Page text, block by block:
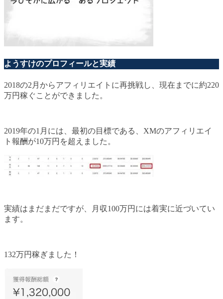
ようすけのプロフィールと実績
2018の2月からアフィリエイトに再挑戦し、現在までに約220
万円稼ぐことができました。
2019年の1月には、最初の目標である、XMのアフィリエイ
ト報酬が10万円を超えました。
実績はまだまだですが、月収100万円には着実に近づいてい
ます。
132万円稼ぎました！